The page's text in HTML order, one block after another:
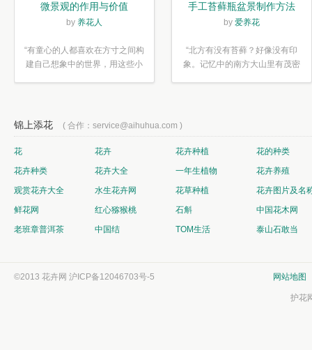
微景观的作用与价值
by 养花人
“有童心的人都喜欢在方寸之间构
建自己想象中的世界，用这些小
手工苔藓瓶盆景制作方法
by 爱养花
“北方有没有苔藓？好像没有印
象。记忆中的南方大山里有茂密
锦上添花 ( 合作：service@aihuhua.com )
花 花卉 花卉种植
花的种类
花卉种类
花卉大全 一年生植物
花卉养殖
观赏花卉大全
水生花卉网 花草种植
花卉图片及名
鲜花网
红心猕猴桃 石斛
中国花木网
老班章普洱茶
中国结 TOM生活 泰山石敢当
©2013 花卉网 沪ICP备12046703号-5 网站地图
护花